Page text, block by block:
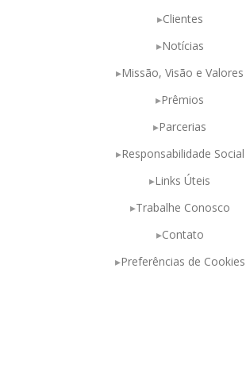
Clientes
Notícias
Missão, Visão e Valores
Prêmios
Parcerias
Responsabilidade Social
Links Úteis
Trabalhe Conosco
Contato
Preferências de Cookies